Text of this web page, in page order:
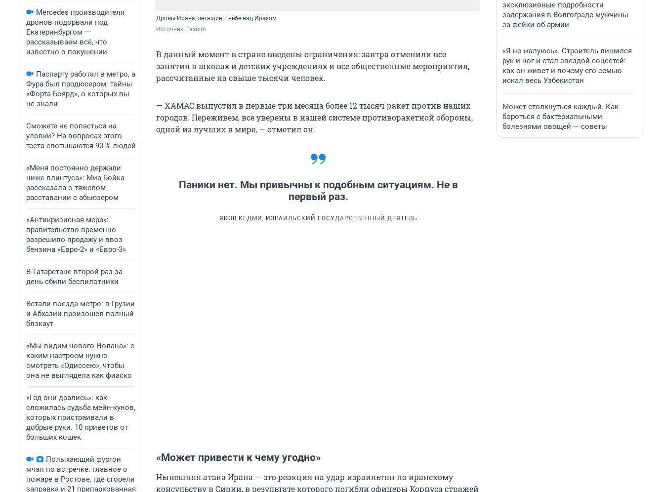
Mercedes производителя
дронов подорвали под
Екатеринбургом —
рассказываем всё, что
известно о покушении
Паспарту работал в метро, а
Фура был продюсером: тайны
«Форта Боярд», о которых вы
не знали
Сможете не попасться на
уловки? На вопросах этого
теста спотыкаются 90 % людей
«Меня постоянно держали
ниже плинтуса»: Миа Бойка
рассказала о тяжелом
расставании с абьюзером
«Антикризисная мера»:
правительство временно
разрешило продажу и ввоз
бензина «Евро-2» и «Евро-3»
В Татарстане второй раз за
день сбили беспилотники
Встали поезда метро: в Грузии
и Абхазии произошел полный
блэкаут
«Мы видим нового Нолана»: с
каким настроем нужно
смотреть «Одиссею», чтобы
она не выглядела как фиаско
«Год они дрались»: как
сложилась судьба мейн-кунов,
которых пристраивали в
добрые руки. 10 приветов от
больших кошек
Полыхающий фургон
мчал по встречке: главное о
пожаре в Ростове, где сгорели
заправка и 21 припаркованная
Дроны Ирана, летящие в небе над Ираком
Источник: Tasnim
В данный момент в стране введены ограничения: завтра отменили все
занятия в школах и детских учреждениях и все общественные мероприятия,
рассчитанные на свыше тысячи человек.
— ХАМАС выпустил в первые три месяца более 12 тысяч ракет против наших
городов. Переживем, все уверены в нашей системе противоракетной обороны,
одной из лучших в мире, — отметил он.
Паники нет. Мы привычны к подобным ситуациям. Не в
первый раз.
ЯКОВ КЕДМИ, ИЗРАИЛЬСКИЙ ГОСУДАРСТВЕННЫЙ ДЕЯТЕЛЬ
«Может привести к чему угодно»
Нынешняя атака Ирана — это реакция на удар израильтян по иранскому
консульству в Сирии, в результате которого погибли офицеры Корпуса стражей
эксклюзивные подробности
задержания в Волгограде мужчины
за фейки об армии
«Я не жалуюсь». Строитель лишился
рук и ног и стал звездой соцсетей:
как он живет и почему его семью
искал весь Узбекистан
Может столкнуться каждый. Как
бороться с бактериальными
болезнями овощей — советы